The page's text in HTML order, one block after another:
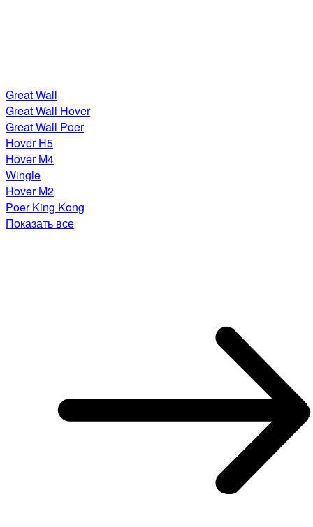
Great Wall
Great Wall Hover
Great Wall Poer
Hover H5
Hover M4
Wingle
Hover M2
Poer King Kong
Показать все